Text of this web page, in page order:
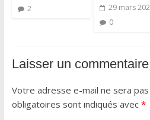
2
29 mars
0
Laisser un commentaire
Votre adresse e-mail ne sera pas
obligatoires sont indiqués avec *